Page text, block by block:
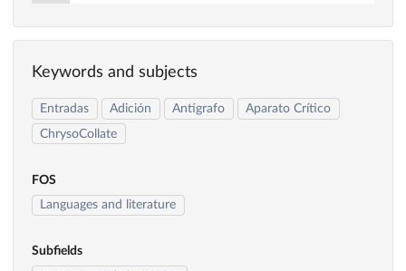
Keywords and subjects
Entradas Adición Antígrafo
Aparato Crítico
ChrysoCollate
FOS
Languages and literature
Subfields